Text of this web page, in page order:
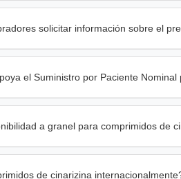
solicitar información sobre el
el Suministro por Paciente
a granel para comprimidos de
de cinarizina